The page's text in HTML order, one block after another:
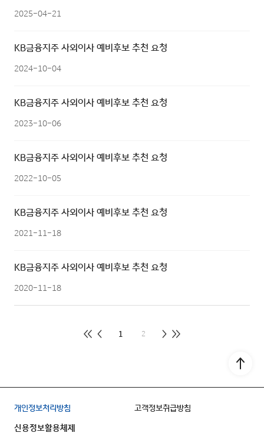
Go
2025-04-21
KB금융지주 사외이사 예비후보 추천 요청
2024-10-04
KB금융지주 사외이사 예비후보 추천 요청
2023-10-06
KB금융지주 사외이사 예비후보 추천 요청
2022-10-05
KB금융지주 사외이사 예비후보 추천 요청
2021-11-18
KB금융지주 사외이사 예비후보 추천 요청
2020-11-18
1 2
개인정보처리방침
고객정보취급방침
신용정보활용체제